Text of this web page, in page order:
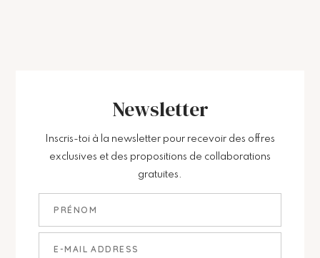
Newsletter
Inscris-toi à la newsletter pour recevoir des offres
exclusives et des propositions de collaborations
gratuites.